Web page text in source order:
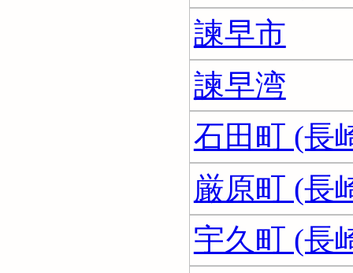
諫早市
諫早湾
石田町 (長
厳原町 (長
宇久町 (長